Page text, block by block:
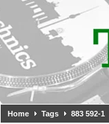
Home Tags 883 592-1